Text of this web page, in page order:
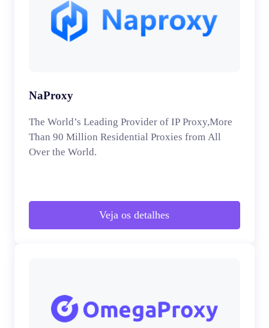
NaProxy
The World’s Leading Provider of IP Proxy,More
Than 90 Million Residential Proxies from All
Over the World.
Veja os detalhes